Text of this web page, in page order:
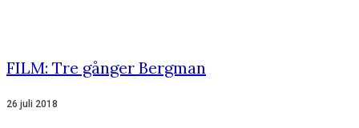
FILM: Tre gånger Bergman
26 juli 2018